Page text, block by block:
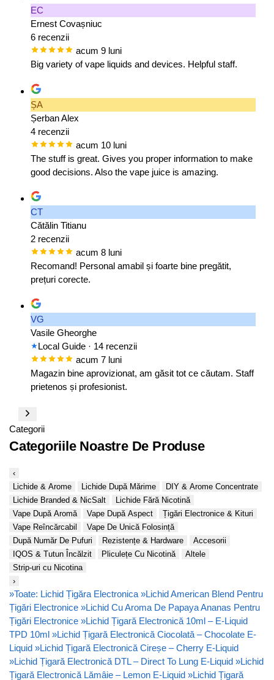
EC
Ernest Covașniuc
6 recenzii
acum 9 luni
Big variety of vape liquids and devices. Helpful staff.
ȘA
Șerban Alex
4 recenzii
acum 10 luni
The stuff is great. Gives you proper information to make
good decisions. Also the vape juice is amazing.
CT
Cătălin Titianu
2 recenzii
acum 8 luni
Recomand! Personal amabil și foarte bine pregătit,
prețuri corecte.
VG
Vasile Gheorghe
Local Guide · 14 recenzii
acum 7 luni
Magazin bine aprovizionat, am găsit tot ce căutam. Staff
prietenos și profesionist.
Categorii
Categoriile Noastre De Produse
‹
Lichide & Arome
Lichide După Mărime
DIY & Arome Concentrate
Lichide Branded & NicSalt
Lichide Fără Nicotină
Vape După Aromă
Vape După Aspect
Țigări Electronice & Kituri
Vape Reîncărcabil
Vape De Unică Folosință
După Număr De Pufuri
Rezistențe & Hardware
Accesorii
IQOS & Tutun Încălzit
Pliculețe Cu Nicotină
Altele
Strip-uri cu Nicotina
›
»Toate: Lichid Țigăra Electronica »Lichid American Blend Pentru
Țigări Electronice »Lichid Cu Aroma De Papaya Ananas Pentru
Țigări Electronice »Lichid Țigară Electronică 10ml – E-Liquid
TPD 10ml »Lichid Țigară Electronică Ciocolată – Chocolate E-
Liquid »Lichid Țigară Electronică Cireșe – Cherry E-Liquid
»Lichid Țigară Electronică DTL – Direct To Lung E-Liquid »Lichid
Țigară Electronică Lămâie – Lemon E-Liquid »Lichid Țigară